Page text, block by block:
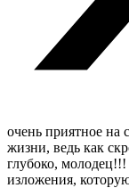
очень приятное на
жизни, ведь как
глубоко,
изложения,